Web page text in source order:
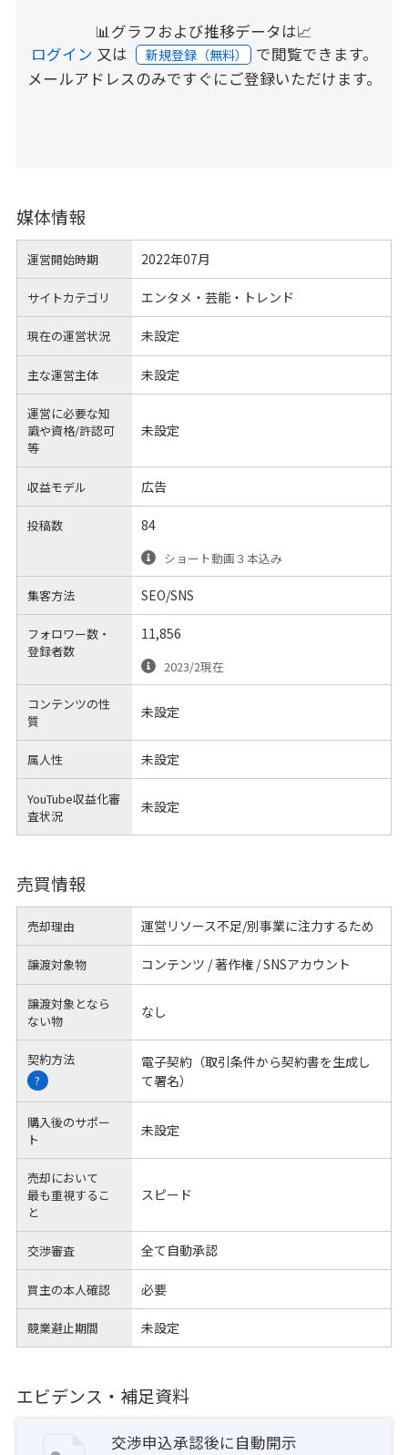
📊グラフおよび推移データは📈
ログイン 又は 新規登録（無料） で閲覧できます。
メールアドレスのみですぐにご登録いただけます。
媒体情報
運営開始時期 2022年07月
サイトカテゴリ エンタメ・芸能・トレンド
現在の運営状況 未設定
主な運営主体 未設定
運営に必要な知
識や資格/許認可
等
未設定
収益モデル 広告
投稿数 84
ショート動画３本込み
集客方法 SEO/SNS
フォロワー数・
登録者数
11,856
2023/2現在
コンテンツの性
質
未設定
属人性 未設定
YouTube収益化審
査状況
未設定
売買情報
売却理由 運営リソース不足/別事業に注力するため
譲渡対象物 コンテンツ / 著作権 / SNSアカウント
譲渡対象となら
ない物
なし
契約方法
?
電子契約（取引条件から契約書を生成し
て署名）
購入後のサポー
ト
未設定
売却において
最も重視するこ
と
スピード
交渉審査 全て自動承認
買主の本人確認 必要
競業避止期間 未設定
エビデンス・補足資料
交渉申込承認後に自動開示